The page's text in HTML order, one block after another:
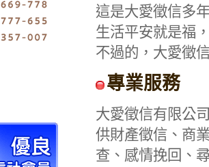
這是大愛徵信多
生活平安就是福
不過的，大愛徵
專業服務
大愛徵信有限公
供財產徵信、商
查、感情挽回、